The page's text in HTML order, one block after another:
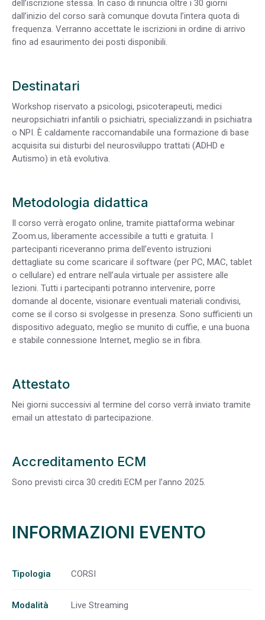
dell’iscrizione stessa. In caso di rinuncia oltre i 30 giorni
dall’inizio del corso sarà comunque dovuta l’intera quota di
frequenza. Verranno accettate le iscrizioni in ordine di arrivo
fino ad esaurimento dei posti disponibili.
Destinatari
Workshop riservato a psicologi, psicoterapeuti, medici
neuropsichiatri infantili o psichiatri, specializzandi in psichiatra
o NPI. È caldamente raccomandabile una formazione di base
acquisita sui disturbi del neurosviluppo trattati (ADHD e
Autismo) in età evolutiva.
Metodologia didattica
Il corso verrà erogato online, tramite piattaforma webinar
Zoom.us, liberamente accessibile a tutti e gratuita. I
partecipanti riceveranno prima dell’evento istruzioni
dettagliate su come scaricare il software (per PC, MAC, tablet
o cellulare) ed entrare nell’aula virtuale per assistere alle
lezioni. Tutti i partecipanti potranno intervenire, porre
domande al docente, visionare eventuali materiali condivisi,
come se il corso si svolgesse in presenza. Sono sufficienti un
dispositivo adeguato, meglio se munito di cuffie, e una buona
e stabile connessione Internet, meglio se in fibra.
Attestato
Nei giorni successivi al termine del corso verrà inviato tramite
email un attestato di partecipazione.
Accreditamento ECM
Sono previsti circa 30 crediti ECM per l’anno 2025.
INFORMAZIONI EVENTO
Tipologia CORSI
Modalità Live Streaming